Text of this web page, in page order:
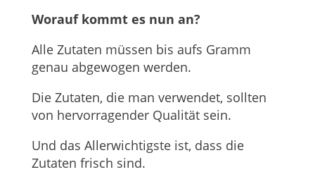
Worauf kommt es nun an?
Alle Zutaten müssen bis aufs Gramm
genau abgewogen werden.
Die Zutaten, die man verwendet, sollten
von hervorragender Qualität sein.
Und das Allerwichtigste ist, dass die
Zutaten frisch sind.